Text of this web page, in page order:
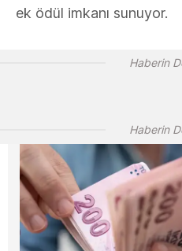
ek ödül imkanı sunuyor.
Haberin
Haberin